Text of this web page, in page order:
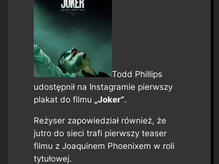
Todd Phillips
udostępnił na Instagramie pierwszy
plakat do filmu „Joker”.
Reżyser zapowiedział również, że
jutro do sieci trafi pierwszy teaser
filmu z Joaquinem Phoenixem w roli
tytułowej.